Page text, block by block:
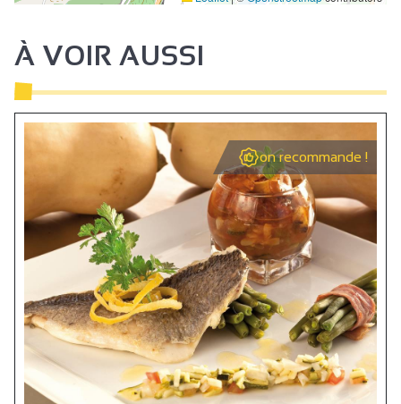
Seminarie/vergaderzaal
Bar
4
À VOIR AUSSI
on recommande !